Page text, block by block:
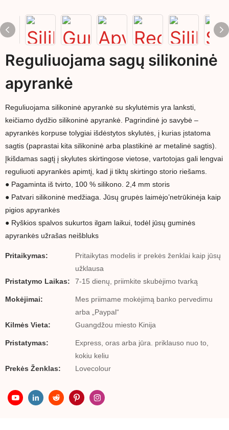
Reguliuojama sagų silikoninė
apyrankė
Reguliuojama silikoninė apyrankė su skylutėmis yra lanksti,
keičiamo dydžio silikoninė apyrankė. Pagrindinė jo savybė –
apyrankės korpuse tolygiai išdėstytos skylutės, į kurias įstatoma
sagtis (paprastai kita silikoninė arba plastikinė ar metalinė sagtis).
Įkišdamas sagtį į skylutes skirtingose vietose, vartotojas gali lengvai
reguliuoti apyrankės apimtį, kad ji tiktų skirtingo storio riešams.
● Pagaminta iš tvirto, 100 % silikono. 2,4 mm storis
● Patvari silikoninė medžiaga. Jūsų grupės laimėjo’netrūkinėja kaip
pigios apyrankės
● Ryškios spalvos sukurtos ilgam laikui, todėl jūsų guminės
apyrankės užrašas neišbluks
Pritaikymas:
Pritaikytas modelis ir prekės ženklai kaip jūsų
užklausa
Pristatymo Laikas:
7-15 dienų, priimkite skubėjimo tvarką
Mokėjimai:
Mes priimame mokėjimą banko pervedimu
arba „Paypal“
Kilmės Vieta:
Guangdžou miesto Kinija
Pristatymas:
Express, oras arba jūra. priklauso nuo to,
kokiu keliu
Prekės Ženklas:
Lovecolour